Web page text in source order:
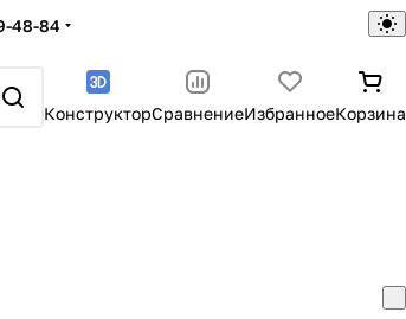
48-84
КонструкторСравнениеИзбранноеКорзина